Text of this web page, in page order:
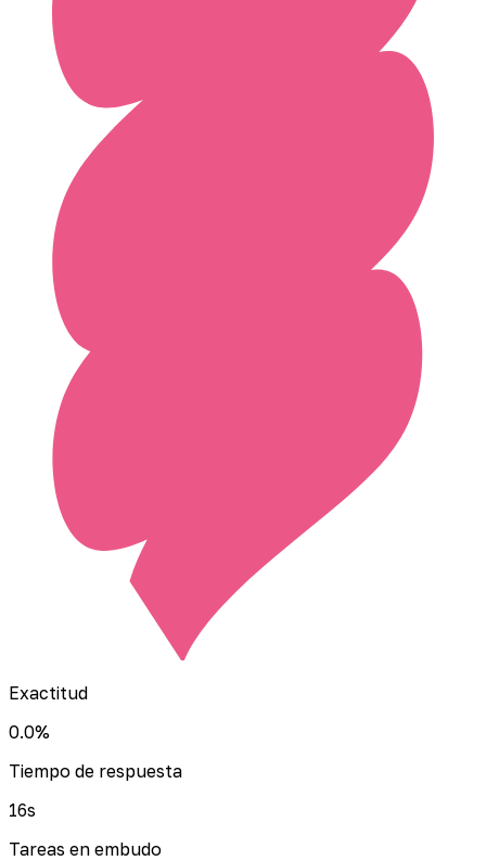
Exactitud
0.0%
Tiempo de respuesta
16s
Tareas en embudo